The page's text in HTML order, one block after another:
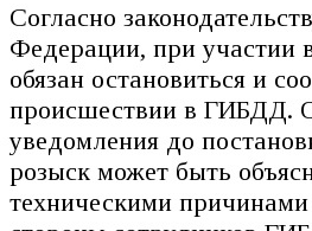
Согласно
Федерации, при участии
обязан остановиться и
происшествии в ГИБДД.
уведомления до
розыск может быть
техническими